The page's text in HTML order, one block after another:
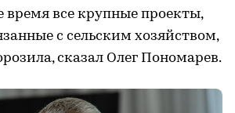
время все крупные проекты,
с сельским хозяйством,
сказал Олег Пономарев.